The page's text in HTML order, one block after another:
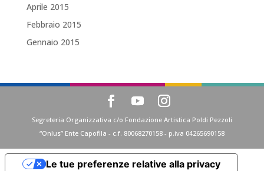
Aprile 2015
Febbraio 2015
Gennaio 2015
Segreteria Organizzativa c/o Fondazione Artistica Poldi Pezzoli
“Onlus” Ente Capofila - c.f. 80068270158 - p.iva 04265690158
Le tue preferenze relative alla privacy